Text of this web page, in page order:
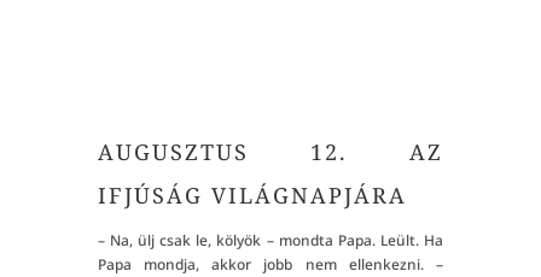
AUGUSZTUS 12. AZ
IFJÚSÁG VILÁGNAPJÁRA
– Na, ülj csak le, kölyök – mondta Papa. Leült. Ha
Papa mondja, akkor jobb nem ellenkezni. –